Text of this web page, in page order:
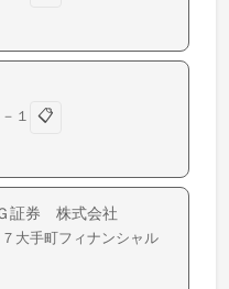
１
📋
証券 株式会社
大手町フィナンシャル